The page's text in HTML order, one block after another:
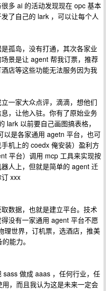
多 ai 的活动发现现在 opc 基本
了自己的 lark ，可以让每个人
孤岛，没有打通，其次各家业
景是让 agent 帮我订票，推荐
店等这些功能无法服务因为我
一家大众点评，滴滴，想他们
，让他入驻。你有了原始业务
lark 以前要自己画图搞表格，
是各家通用 agetn 平台，也可
机上的 coedx 俺安装）盈利方
平台）调用 mcp 工具来实现按
人上，但就是简单的 agent 迁
xxx
数据，也就是建立平台。技术
没有一家通用 agent 平台不愿
理世界，订机票，选酒店，推美
能力。
做成 aaas ，任何行业，任
，而且我认为这是未来一定会